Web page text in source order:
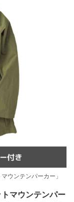
ウンテンパーカー」
マウンテンパー